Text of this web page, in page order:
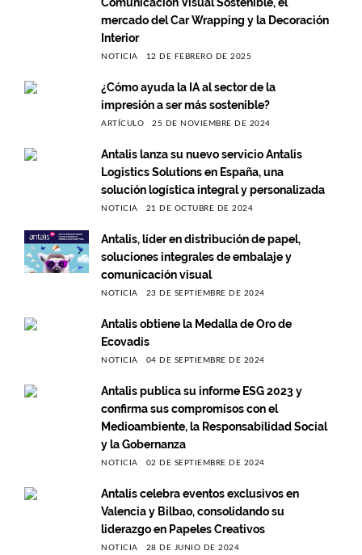
mercado del Car Wrapping y la Decoración
Interior
NOTICIA 12 DE FEBRERO DE 2025
¿Cómo ayuda la IA al sector de la
impresión a ser más sostenible?
ARTÍCULO 25 DE NOVIEMBRE DE 2024
Antalis lanza su nuevo servicio Antalis
Logistics Solutions en España, una
solución logística integral y personalizada
NOTICIA 21 DE OCTUBRE DE 2024
Antalis, líder en distribución de papel,
soluciones integrales de embalaje y
comunicación visual
NOTICIA 23 DE SEPTIEMBRE DE 2024
Antalis obtiene la Medalla de Oro de
Ecovadis
NOTICIA 04 DE SEPTIEMBRE DE 2024
Antalis publica su informe ESG 2023 y
confirma sus compromisos con el
Medioambiente, la Responsabilidad Social
y la Gobernanza
NOTICIA 02 DE SEPTIEMBRE DE 2024
Antalis celebra eventos exclusivos en
Valencia y Bilbao, consolidando su
liderazgo en Papeles Creativos
NOTICIA 28 DE JUNIO DE 2024